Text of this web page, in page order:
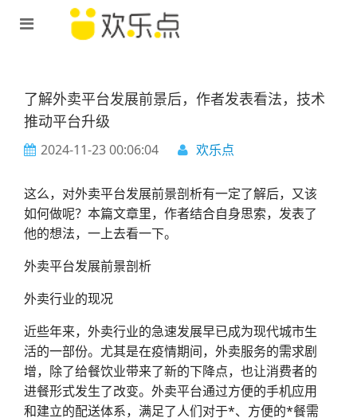
了解外卖平台发展前景后，作者发表看法，技术
推动平台升级
2024-11-23 00:06:04 欢乐点
这么，对外卖平台发展前景剖析有一定了解后，又该
如何做呢？本篇文章里，作者结合自身思索，发表了
他的想法，一上去看一下。
外卖平台发展前景剖析
外卖行业的现况
近些年来，外卖行业的急速发展早已成为现代城市生
活的一部份。尤其是在疫情期间，外卖服务的需求剧
增，除了给餐饮业带来了新的下降点，也让消费者的
进餐形式发生了改变。外卖平台通过方便的手机应用
和建立的配送体系，满足了人们对于*、方便的*餐需